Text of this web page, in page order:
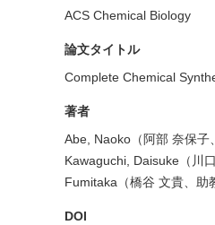
ACS Chemical Biology
論文タイトル
Complete Chemical
著者
Abe, Naoko（阿部 奈保子
Kawaguchi, Daisuke（川
Fumitaka（橋谷 文貴、助
DOI